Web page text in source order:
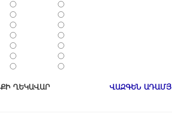
ՂԵԿԱՎԱՐ ՎԱԶԳԵՆ